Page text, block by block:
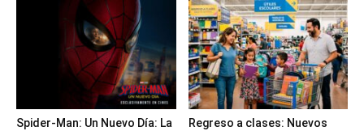
Spider-Man: Un Nuevo Día: La
Regreso a clases: Nuevos